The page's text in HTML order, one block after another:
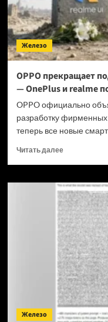
Железо
OPPO прекращает
— OnePlus и realme
OPPO официально
разработку фирменных
теперь все новые
Читать далееПрочитать
OPPO
прекращает
поддержку
OxygenOS
и
Realme
UI
—
OnePlus
и
realme
полностью
переходят
Железо